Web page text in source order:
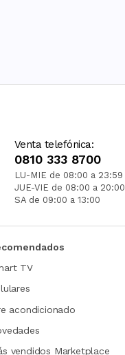
Venta telefónica:
0810 333 8700
LU-MIE de 08:00 a 23:59
JUE-VIE de 08:00 a 20:00
SA de 09:00 a 13:00
TV
acondicionado
vendidos Marketplace